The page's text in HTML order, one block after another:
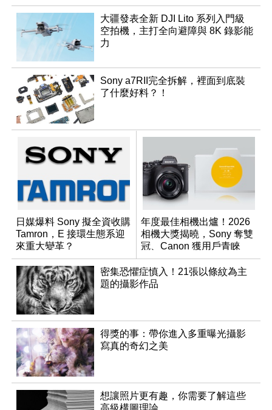
大疆發表全新 DJI Lito 系列入門級
空拍機，主打全向避障與 8K 錄影能
力
Sony a7RII完全拆解，裡面到底裝
了什麼好料？！
日媒爆料 Sony 擬全資收購
Tamron，E 接環生態系迎
來重大變革？
年度最佳相機出爐！2026
相機大獎揭曉，Sony 奪雙
冠、Canon 獲用戶青睞
密集恐懼症慎入！21張以條紋為主
題的攝影作品
得獎的事：帶你進入多重曝光攝影
寫真的奇幻之美
想讓照片更有趣，你需要了解這些
高級構圖理論